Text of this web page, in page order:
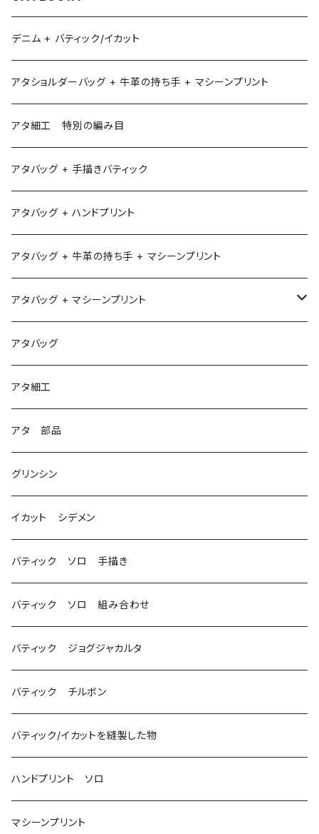
デニム + バティック/イカット
アタショルダーバッグ + 牛革の持ち手 + マシーンプリント
アタ細工 特別の編み目
アタバッグ + 手描きバティック
アタバッグ + ハンドプリント
アタバッグ + 牛革の持ち手 + マシーンプリント
アタバッグ + マシーンプリント
1
2
3
アタバッグ
アタ細工
アタ 部品
グリンシン
イカット シデメン
バティック ソロ 手描き
バティック ソロ 組み合わせ
バティック ジョグジャカルタ
バティック チルボン
バティック/イカットを縫製した物
ハンドプリント ソロ
マシーンプリント